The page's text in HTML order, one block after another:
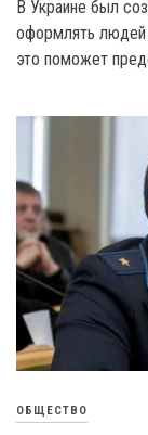
B Украине был
оформлять
это поможет
ОБЩЕСТВО